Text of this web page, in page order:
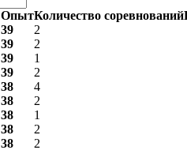
ОпытКоличество соревнований
39
2
39
2
39
1
39
2
38
4
38
2
38
1
38
2
38
2